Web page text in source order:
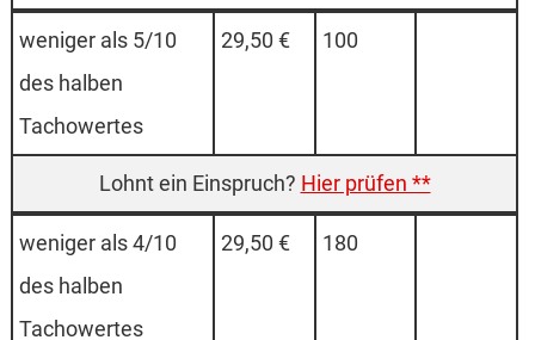
weniger als 5/10
des halben
Tachowertes
29,50 € 100
Hier prüfen **
weniger als 4/10
des halben
Tachowertes
29,50 € 180